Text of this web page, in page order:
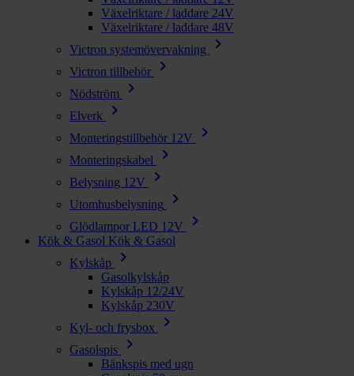
Växelriktare / laddare 24V
Växelriktare / laddare 48V
Victron systemövervakning
chevron_right
Victron tillbehör chevron_right
Nödström chevron_right
Elverk chevron_right
Monteringstillbehör 12V chevron_right
Monteringskabel chevron_right
Belysning 12V chevron_right
Utomhusbelysning chevron_right
Glödlampor LED 12V chevron_right
Kök & Gasol Kök & Gasol
Kylskåp
chevron_right
Gasolkylskåp
Kylskåp 12/24V
Kylskåp 230V
Kyl- och frysbox
chevron_right
Gasolspis chevron_right
Bänkspis med ugn